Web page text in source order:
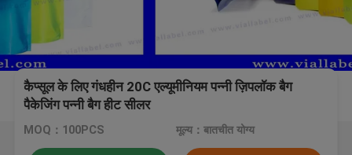
कैप्सूल के लिए गंधहीन 20C एल्यूमीनियम पन्नी ज़िपलॉक बैग
पैकेजिंग पन्नी बैग हीट सीलर
MOQ：100PCS मूल्य：बातचीत योग्य